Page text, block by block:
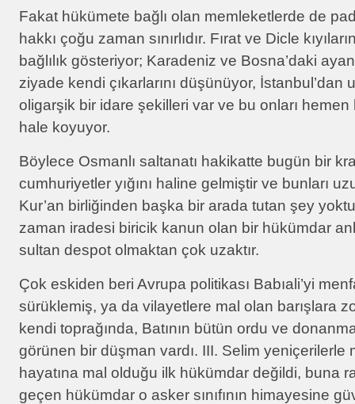
Fakat hükümete bağlı olan memleketlerde de
hakkı çoğu zaman sınırlıdır. Fırat ve Dicle
bağlılık gösteriyor; Karadeniz ve Bosna’daki
ziyade kendi çıkarlarını düşünüyor, İstanbul’dan
oligarşik bir idare şekilleri var ve bu onları hemen
hale koyuyor.
Böylece Osmanlı saltanatı hakikatte bugün bir
cumhuriyetler yığını haline gelmiştir ve bunları
Kur’an birliğinden başka bir arada tutan şey
zaman iradesi biricik kanun olan bir hükümdar
sultan despot olmaktan çok uzaktır.
Çok eskiden beri Avrupa politikası Babıali’yi
sürüklemiş, ya da vilayetlere mal olan barışlara
kendi toprağında, Batının bütün ordu ve
görünen bir düşman vardı. III. Selim yeniçerilerle
hayatına mal olduğu ilk hükümdar değildi, buna
geçen hükümdar o asker sınıfının himayesine